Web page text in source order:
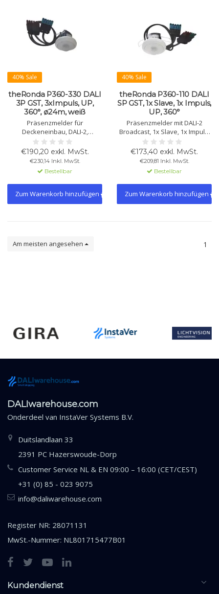
40% Sale
theRonda P360-330 DALI
3P GST, 3xImpuls, UP,
360°, ø24m, weiß
Präsenzmelder für
Deckeneinbau, DALI-2,
3xImpuls, 360°, Ø24m,
einstellbare Lichtsteuerung,
Energiesparfunktion, einfache
Installation, ideal für Büros,
Schulen und öffentliche
Gebäude.
€190,20 exkl. MwSt.
€230,14 Inkl. MwSt.
Bestellbar
Zum Warenkorb hinzufügen
40% Sale
theRonda P360-110 DALI
SP GST, 1x Slave, 1x Impuls,
UP, 360°
Präsenzmelder mit DALI-2
Broadcast, 1x Slave, 1x Impuls,
Deckenmontage, 360°-
Erfassung, Ø24m,
vorkonfektionierter GST-
Anschluss, automatische
Lichtsteuerung und
Dimmfunktion.
€173,40 exkl. MwSt.
€209,81 Inkl. MwSt.
Bestellbar
Zum Warenkorb hinzufügen
Am meisten angesehen 1
DALIwarehouse.com
Onderdeel van InstaVer Systems B.V.
Duitslandlaan 33
2391 PC Hazerswoude-Dorp
Customer Service NL & EN 09:00 – 16:00 (CET/CEST)
+31 (0) 85 - 023 9075
info@daliwarehouse.com
Register NR: 28071131
MwSt.-Nummer: NL801715477B01
Kundendienst